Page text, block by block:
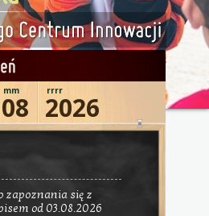
mm
08
rrrr
2026
zapoznania się z
od 03.08.2026